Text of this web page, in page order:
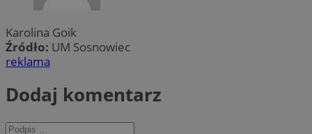
Karolina Goik
Źródło: UM Sosnowiec
reklama
Dodaj komentarz